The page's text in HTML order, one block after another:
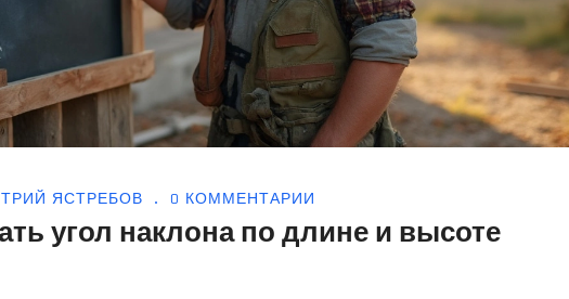
ЯСТРЕБОВ 0 КОММЕНТАРИИ
угол наклона по длине и высоте